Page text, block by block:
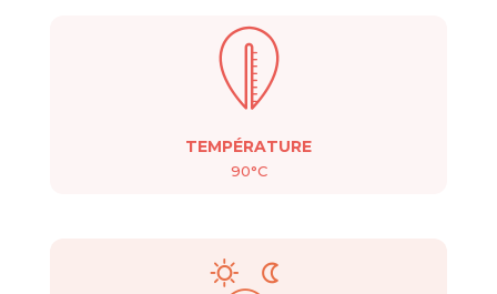
TEMPÉRATURE
90°C